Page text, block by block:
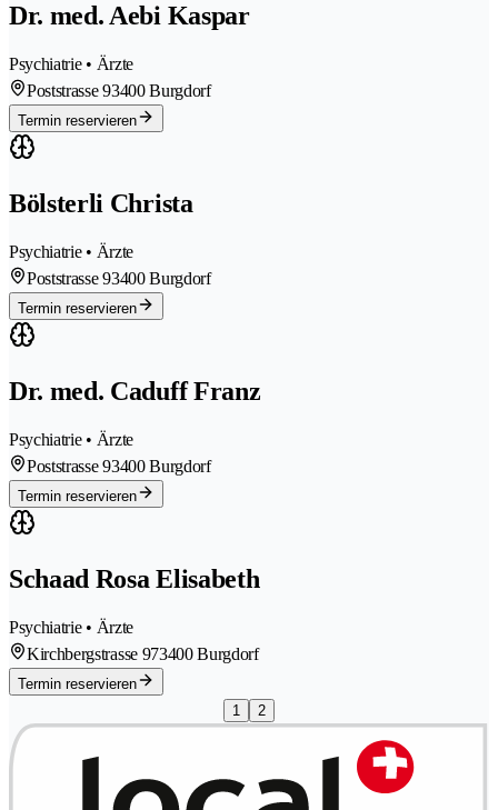
Dr. med. Aebi Kaspar
Psychiatrie • Ärzte
Poststrasse 93400 Burgdorf
Termin reservieren
Bölsterli Christa
Psychiatrie • Ärzte
Poststrasse 93400 Burgdorf
Termin reservieren
Dr. med. Caduff Franz
Psychiatrie • Ärzte
Poststrasse 93400 Burgdorf
Termin reservieren
Schaad Rosa Elisabeth
Psychiatrie • Ärzte
Kirchbergstrasse 973400 Burgdorf
Termin reservieren
1
2